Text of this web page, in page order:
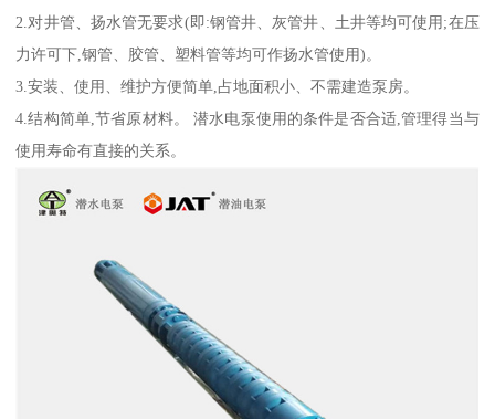
2.对井管、扬水管无要求(即:钢管井、灰管井、土井等均可使用;在压
力许可下,钢管、胶管、塑料管等均可作扬水管使用)。
3.安装、使用、维护方便简单,占地面积小、不需建造泵房。
4.结构简单,节省原材料。 潜水电泵使用的条件是否合适,管理得当与
使用寿命有直接的关系。